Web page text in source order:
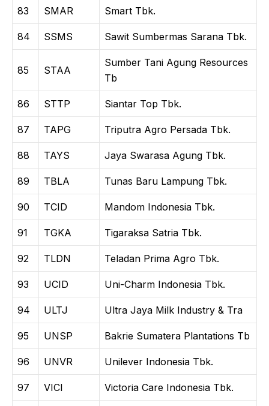
83 SMAR Smart Tbk.
84 SSMS Sawit Sumbermas Sarana Tbk.
85 STAA
Sumber Tani Agung Resources
Tb
86 STTP Siantar Top Tbk.
87 TAPG Triputra Agro Persada Tbk.
88 TAYS Jaya Swarasa Agung Tbk.
89 TBLA Tunas Baru Lampung Tbk.
90 TCID Mandom Indonesia Tbk.
91 TGKA Tigaraksa Satria Tbk.
92 TLDN Teladan Prima Agro Tbk.
93 UCID Uni-Charm Indonesia Tbk.
94 ULTJ Ultra Jaya Milk Industry & Tra
95 UNSP Bakrie Sumatera Plantations Tb
96 UNVR Unilever Indonesia Tbk.
97 VICI Victoria Care Indonesia Tbk.